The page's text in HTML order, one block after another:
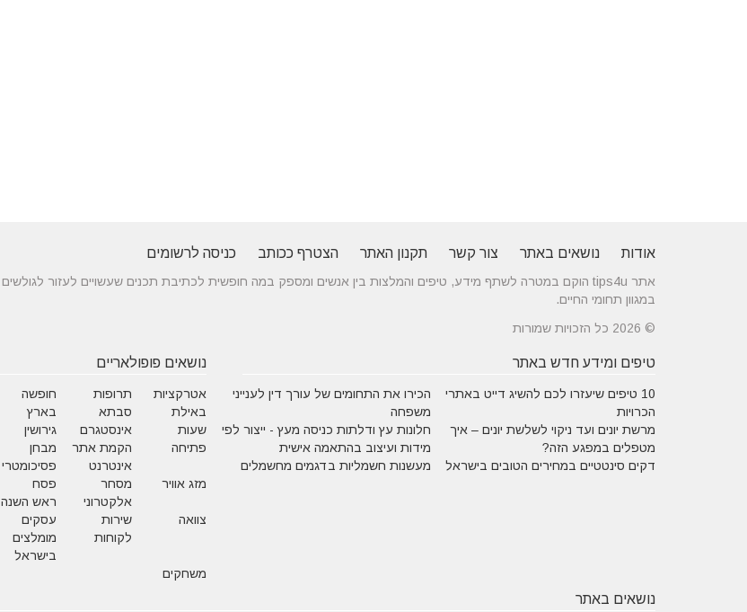
אודות נושאים באתר צור קשר תקנון האתר הצטרף ככותב כניסה לרשומים
אתר tips4u הוקם במטרה לשתף מידע, טיפים והמלצות בין אנשים ומספק במה חופשית לכתיבת תכנים שעשויים לעזור לגולשים
במגוון תחומי החיים.
© 2026 כל הזכויות שמורות
טיפים ומידע חדש באתר
10 טיפים שיעזרו לכם להשיג דייט באתרי
הכרויות
הכירו את התחומים של עורך דין לענייני
משפחה
מרשת יונים ועד ניקוי לשלשת יונים – איך
מטפלים במפגע הזה?
חלונות עץ ודלתות כניסה מעץ - ייצור לפי
מידות ועיצוב בהתאמה אישית
דקים סינטטיים במחירים הטובים בישראל
מעשנות חשמליות בדגמים מחשמלים
נושאים פופולאריים
אטרקציות
באילת
תרופות
סבתא
חופשה
בארץ
שעות
פתיחה
אינסטגרם
גירושין
הקמת אתר
אינטרנט
מבחן
פסיכומטרי
מזג אוויר
מסחר
אלקטרוני
פסח
ראש השנה
צוואה
שירות
לקוחות
עסקים
מומלצים
בישראל
משחקים
נושאים באתר